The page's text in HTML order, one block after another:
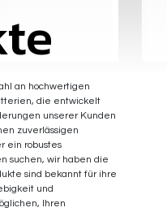
an hochwertigen
die entwickelt
unserer Kunden
zuverlässigen
ein robustes
suchen, wir haben die
sind bekannt für ihre
und
Ihren